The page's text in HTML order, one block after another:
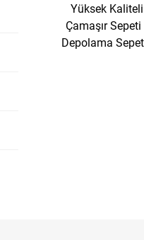
Yüksek
Çamaşır
Depolama